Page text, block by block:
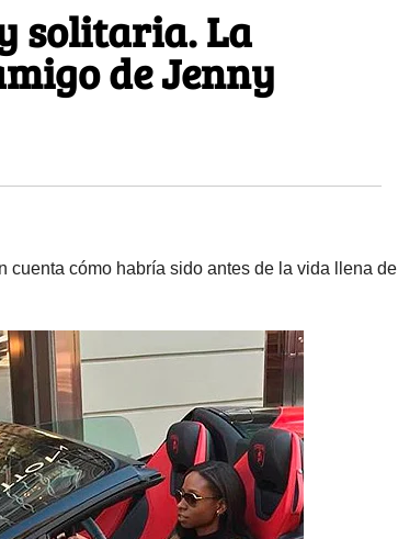
solitaria. La
de Jenny
cuenta cómo habría sido antes de la vida llena de